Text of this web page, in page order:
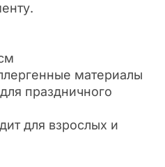
материалы
праздничного
для взрослых и